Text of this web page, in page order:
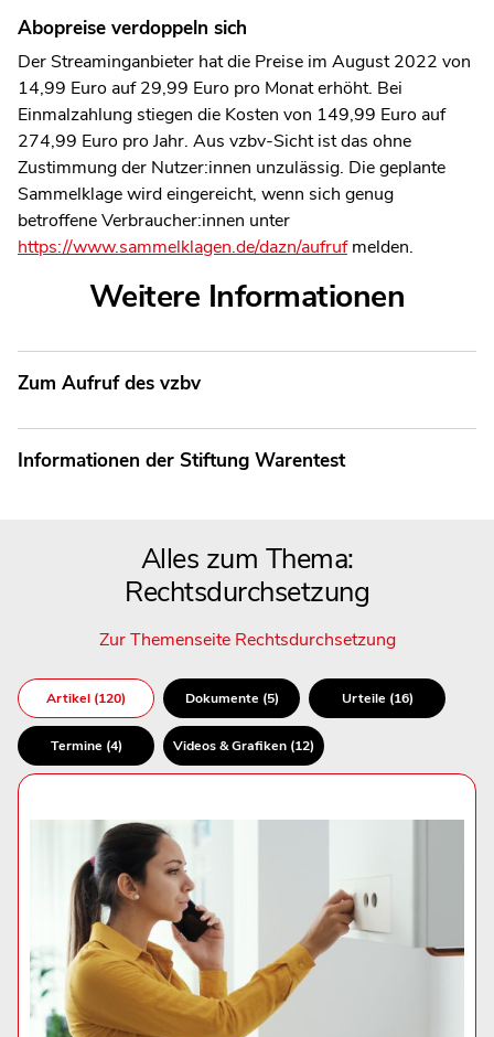
Abopreise verdoppeln sich
Der Streaminganbieter hat die Preise im August 2022 von
14,99 Euro auf 29,99 Euro pro Monat erhöht. Bei
Einmalzahlung stiegen die Kosten von 149,99 Euro auf
274,99 Euro pro Jahr. Aus vzbv-Sicht ist das ohne
Zustimmung der Nutzer:innen unzulässig. Die geplante
Sammelklage wird eingereicht, wenn sich genug
betroffene Verbraucher:innen unter
https://www.sammelklagen.de/dazn/aufrufmelden.
Weitere Informationen
Zum Aufruf des vzbv
Informationen der Stiftung Warentest
Alles zum Thema:
Rechtsdurchsetzung
Zur Themenseite Rechtsdurchsetzung
Artikel (120) Dokumente (5) Urteile (16)
Termine (4) Videos & Grafiken (12)